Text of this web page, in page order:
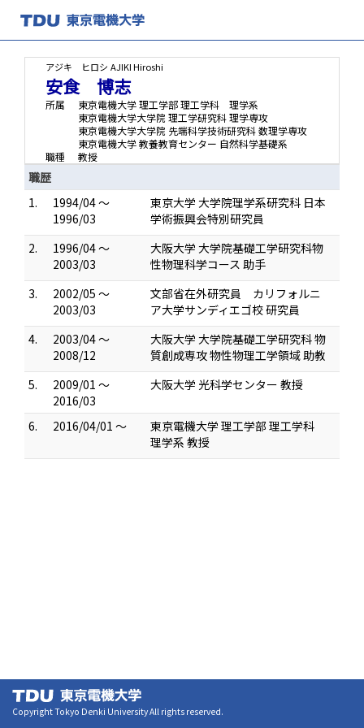
アジキ ヒロシ AJIKI Hiroshi
安食 博志
所属
東京電機大学 理工学部 理工学科 理学系
東京電機大学大学院 理工学研究科 理学専攻
東京電機大学大学院 先端科学技術研究科 数理学専攻
東京電機大学 教養教育センター 自然科学基礎系
職種
教授
職歴
1.
1994/04 ～
1996/03
東京大学 大学院理学系研究科 日本
学術振興会特別研究員
2.
1996/04 ～
2003/03
大阪大学 大学院基礎工学研究科物
性物理科学コース 助手
3.
2002/05 ～
2003/03
文部省在外研究員 カリフォルニ
ア大学サンディエゴ校 研究員
4.
2003/04 ～
2008/12
大阪大学 大学院基礎工学研究科 物
質創成専攻 物性物理工学領域 助教
5.
2009/01 ～
2016/03
大阪大学 光科学センター 教授
6. 2016/04/01 ～
東京電機大学 理工学部 理工学科
理学系 教授
Copyright Tokyo Denki University All rights reserved.